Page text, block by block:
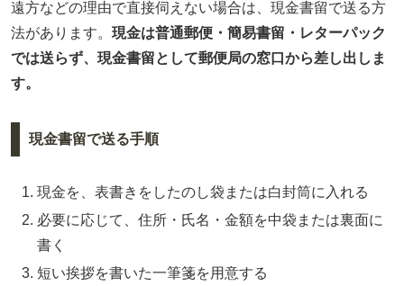
遠方などの理由で直接伺えない場合は、現金書留で送る方
法があります。 現金は普通郵便・簡易書留・レターパック
では送らず、現金書留として郵便局の窓口から差し出しま
す。
現金書留で送る手順
現金を、表書きをしたのし袋または白封筒に入れる
必要に応じて、住所・氏名・金額を中袋または裏面に
書く
短い挨拶を書いた一筆箋を用意する